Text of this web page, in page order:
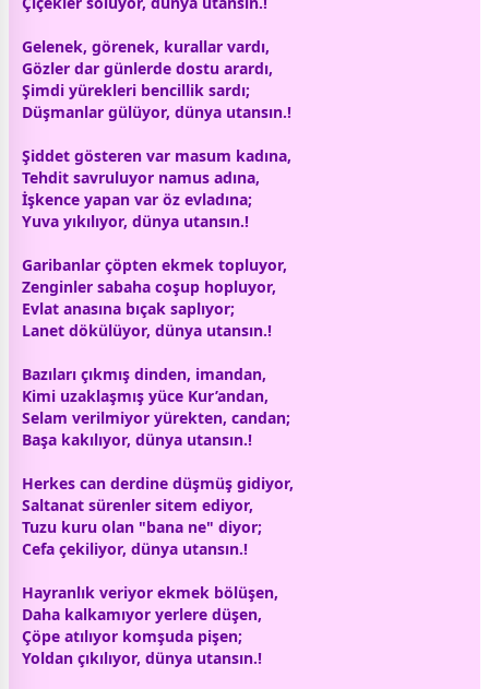
Gelenek, görenek, kurallar vardı,
Gözler dar günlerde dostu arardı,
Şimdi yürekleri bencillik sardı;
Düşmanlar gülüyor, dünya utansın.!
Şiddet gösteren var masum kadına,
Tehdit savruluyor namus adına,
İşkence yapan var öz evladına;
Yuva yıkılıyor, dünya utansın.!
Garibanlar çöpten ekmek topluyor,
Zenginler sabaha coşup hopluyor,
Evlat anasına bıçak saplıyor;
Lanet dökülüyor, dünya utansın.!
Bazıları çıkmış dinden, imandan,
Kimi uzaklaşmış yüce Kur’andan,
Selam verilmiyor yürekten, candan;
Başa kakılıyor, dünya utansın.!
Herkes can derdine düşmüş gidiyor,
Saltanat sürenler sitem ediyor,
Tuzu kuru olan "bana ne" diyor;
Cefa çekiliyor, dünya utansın.!
Hayranlık veriyor ekmek bölüşen,
Daha kalkamıyor yerlere düşen,
Çöpe atılıyor komşuda pişen;
Yoldan çıkılıyor, dünya utansın.!